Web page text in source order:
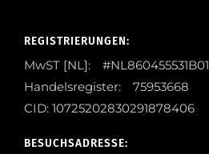
REGISTRIERUNGEN:
MwST [NL]: #NL860455531B01
Handelsregister: 75953668
CID: 10725202830291878406
BESUCHSADRESSE: